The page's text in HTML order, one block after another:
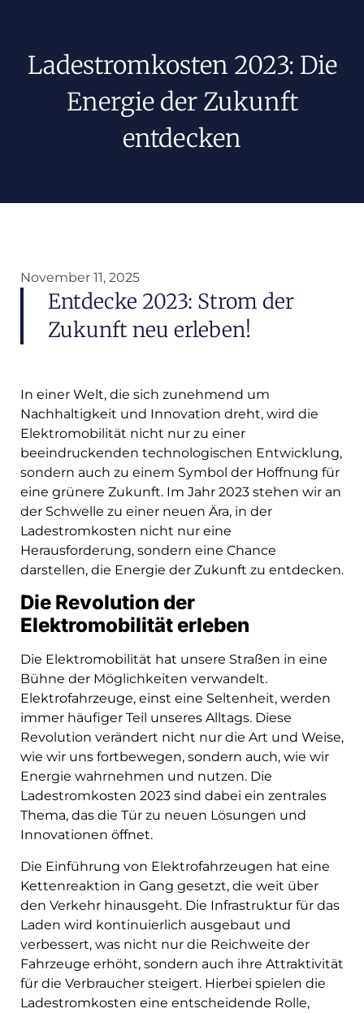
Ladestromkosten 2023: Die
Energie der Zukunft
entdecken
November 11, 2025
Entdecke 2023: Strom der
Zukunft neu erleben!
In einer Welt, die sich zunehmend um
Nachhaltigkeit und Innovation dreht, wird die
Elektromobilität nicht nur zu einer
beeindruckenden technologischen Entwicklung,
sondern auch zu einem Symbol der Hoffnung für
eine grünere Zukunft. Im Jahr 2023 stehen wir an
der Schwelle zu einer neuen Ära, in der
Ladestromkosten nicht nur eine
Herausforderung, sondern eine Chance
darstellen, die Energie der Zukunft zu entdecken.
Die Revolution der
Elektromobilität erleben
Die Elektromobilität hat unsere Straßen in eine
Bühne der Möglichkeiten verwandelt.
Elektrofahrzeuge, einst eine Seltenheit, werden
immer häufiger Teil unseres Alltags. Diese
Revolution verändert nicht nur die Art und Weise,
wie wir uns fortbewegen, sondern auch, wie wir
Energie wahrnehmen und nutzen. Die
Ladestromkosten 2023 sind dabei ein zentrales
Thema, das die Tür zu neuen Lösungen und
Innovationen öffnet.
Die Einführung von Elektrofahrzeugen hat eine
Kettenreaktion in Gang gesetzt, die weit über
den Verkehr hinausgeht. Die Infrastruktur für das
Laden wird kontinuierlich ausgebaut und
verbessert, was nicht nur die Reichweite der
Fahrzeuge erhöht, sondern auch ihre Attraktivität
für die Verbraucher steigert. Hierbei spielen die
Ladestromkosten eine entscheidende Rolle,